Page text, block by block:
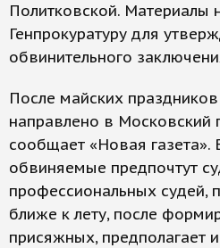
Политковской. Материалы
Генпрокуратуру для
обвинительного
После майских
направлено в Московский
сообщает «Новая газета».
обвиняемые предпочтут
профессиональных судей,
ближе к лету, после
присяжных, предполагает